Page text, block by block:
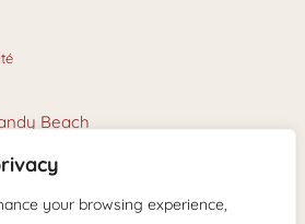
your browsing experience,
Beach
Delorme and Stephane Hogue